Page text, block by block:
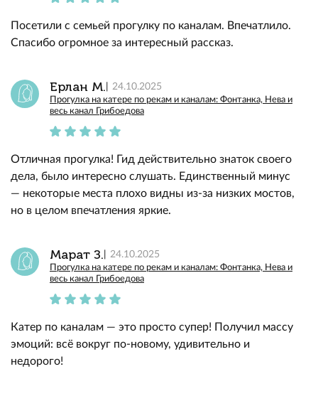
Посетили с семьей прогулку по каналам. Впечатлило.
Спасибо огромное за интересный рассказ.
Ерлан М. 24.10.2025
Прогулка на катере по рекам и каналам: Фонтанка, Нева и
весь канал Грибоедова
Отличная прогулка! Гид действительно знаток своего
дела, было интересно слушать. Единственный минус
— некоторые места плохо видны из-за низких мостов,
но в целом впечатления яркие.
Марат З. 24.10.2025
Прогулка на катере по рекам и каналам: Фонтанка, Нева и
весь канал Грибоедова
Катер по каналам — это просто супер! Получил массу
эмоций: всё вокруг по-новому, удивительно и
недорого!